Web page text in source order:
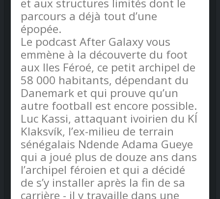
et aux structures limités dont le
parcours a déjà tout d’une
épopée.
Le podcast After Galaxy vous
emmène à la découverte du foot
aux Iles Féroé, ce petit archipel de
58 000 habitants, dépendant du
Danemark et qui prouve qu’un
autre football est encore possible.
Luc Kassi, attaquant ivoirien du KÍ
Klaksvík, l’ex-milieu de terrain
sénégalais Ndende Adama Gueye
qui a joué plus de douze ans dans
l’archipel féroien et qui a décidé
de s’y installer après la fin de sa
carrière - il y travaille dans une